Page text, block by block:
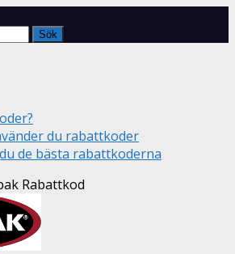
Sök
du rabattkoder
de bästa rabattkoderna
Rabattkod